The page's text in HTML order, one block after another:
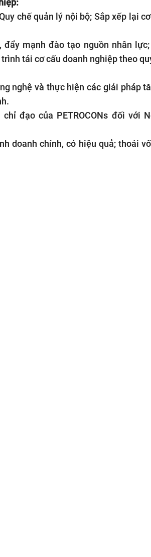
chế quản lý nội bộ; Sắp xếp lại
mạnh đào tạo nguồn nhân
tái cơ cấu doanh nghiệp theo
nghệ và thực hiện các giải pháp
đạo của PETROCONs đối với
doanh chính, có hiệu quả; thoái